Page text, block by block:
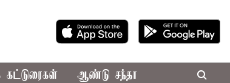
கட்டுரைகள் ஆண்டு சந்தா